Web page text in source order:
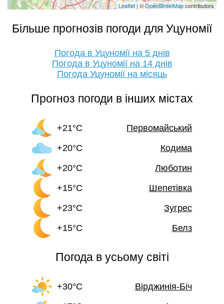
Leaflet | ©OpenStreetMapcontributors
Більше прогнозів погоди для Уцуномії
Погода в Уцуномії на 5 днів
Погода в Уцуномії на 14 днів
Погода Уцуномії на місяць
Прогноз погоди в інших містах
+21°C
Первомайський
+20°C
Кодима
+20°C
Люботин
+15°C
Шепетівка
+23°C
Зугрес
+15°C
Белз
Погода в усьому світі
+30°C
Вірджинія-Біч